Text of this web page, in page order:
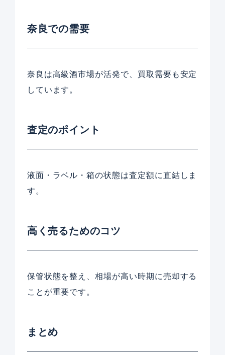
奈良での需要
奈良は高級酒市場が活発で、買取需要も安定
しています。
査定のポイント
液面・ラベル・箱の状態は査定額に直結しま
す。
高く売るためのコツ
保管状態を整え、相場が高い時期に売却する
ことが重要です。
まとめ